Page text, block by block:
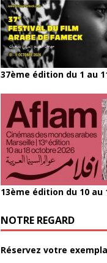
37ème édition du 1 au
13ème édition du 10 au
NOTRE REGARD
Réservez votre